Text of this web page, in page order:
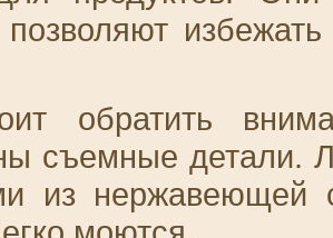
позволяют
обратить
съемные детали.
из нержавеющей